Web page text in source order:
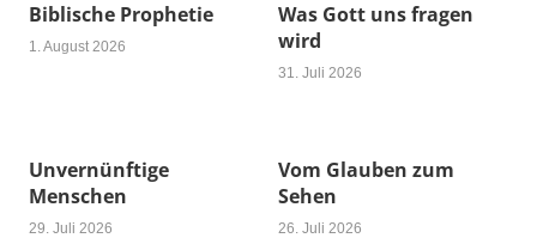
Biblische Prophetie
1. August 2026
Was Gott uns fragen
wird
31. Juli 2026
Unvernünftige
Menschen
29. Juli 2026
Vom Glauben zum
Sehen
26. Juli 2026